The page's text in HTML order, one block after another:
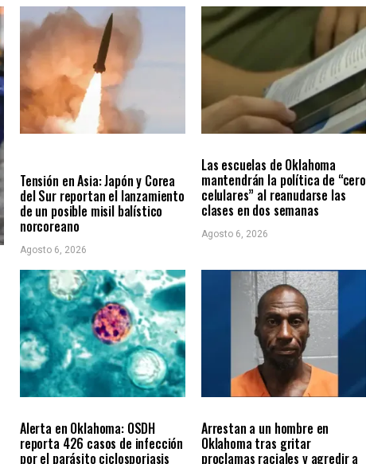
Tensión en Asia: Japón y Corea
del Sur reportan el lanzamiento
de un posible misil balístico
norcoreano
Agosto 6, 2026
Las escuelas de Oklahoma
mantendrán la política de “cero
celulares” al reanudarse las
clases en dos semanas
Agosto 6, 2026
Alerta en Oklahoma: OSDH
reporta 426 casos de infección
por el parásito ciclosporiasis
Arrestan a un hombre en
Oklahoma tras gritar
proclamas raciales y agredir a